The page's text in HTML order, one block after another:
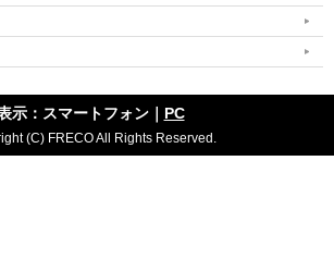
示：スマートフォン｜ PC
(C) FRECO All Rights Reserved.